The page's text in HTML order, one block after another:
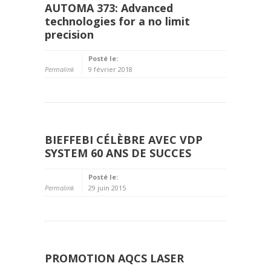
AUTOMA 373: Advanced
technologies for a no limit
precision
Permalink
Posté le:
9 février 2018
BIEFFEBI CÉLÈBRE AVEC VDP
SYSTEM 60 ANS DE SUCCES
Permalink
Posté le:
29 juin 2015
PROMOTION AQCS LASER